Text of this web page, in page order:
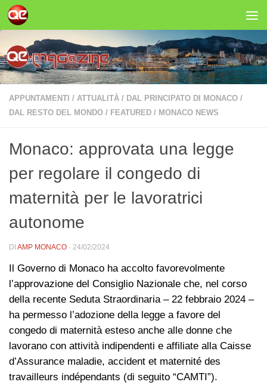
Salta al contenuto
APPUNTAMENTI / ATTUALITÀ / DAL PRINCIPATO DI MONACO /
DAL RESTO DEL MONDO / FEATURED / MONACO NEWS
Monaco: approvata una legge
per regolare il congedo di
maternità per le lavoratrici
autonome
DI AMP MONACO · 24/02/2024
Il Governo di Monaco ha accolto favorevolmente
l’approvazione del Consiglio Nazionale che, nel corso
della recente Seduta Straordinaria – 22 febbraio 2024 –
ha permesso l’adozione della legge a favore del
congedo di maternità esteso anche alle donne che
lavorano con attività indipendenti e affiliate alla Caisse
d’Assurance maladie, accident et maternité des
travailleurs indépendants (di seguito “CAMTI”).